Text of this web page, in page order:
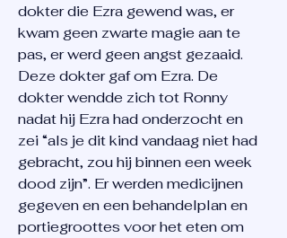
dokter die Ezra gewend was, er
kwam geen zwarte magie aan te
pas, er werd geen angst gezaaid.
Deze dokter gaf om Ezra. De
dokter wendde zich tot Ronny
nadat hij Ezra had onderzocht en
zei “als je dit kind vandaag niet had
gebracht, zou hij binnen een week
dood zijn”. Er werden medicijnen
gegeven en een behandelplan en
portiegroottes voor het eten om